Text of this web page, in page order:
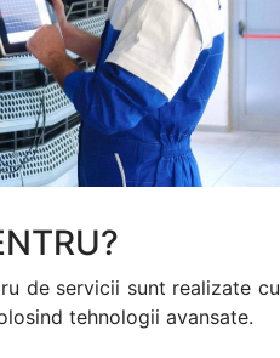
de servicii sunt realizate cu
tehnologii avansate.